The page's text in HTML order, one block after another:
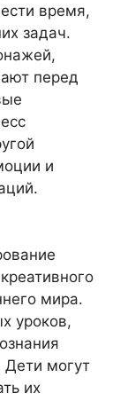
время,
задач.
перед
и
мира.
уроков,
Дети могут
их